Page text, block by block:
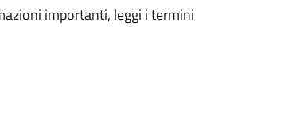
importanti, leggi i termini